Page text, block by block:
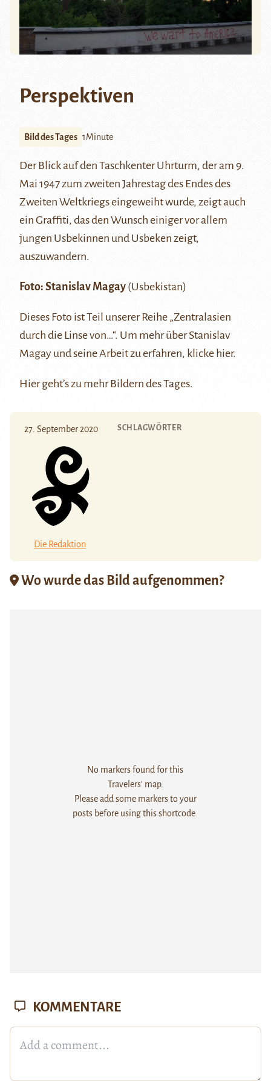
Perspektiven
Bild des Tages 1Minute
Der Blick auf den Taschkenter Uhrturm, der am 9.
Mai 1947 zum zweiten Jahrestag des Endes des
Zweiten Weltkriegs eingeweiht wurde, zeigt auch
ein Graffiti, das den Wunsch einiger vor allem
jungen Usbekinnen und Usbeken zeigt,
auszuwandern.
Foto: Stanislav Magay (Usbekistan)
Dieses Foto ist Teil unserer Reihe „Zentralasien
durch die Linse von…“. Um mehr über Stanislav
Magay und seine Arbeit zu erfahren, klicke hier.
Hiergeht’s zu mehr Bildern des Tages.
27. September 2020
Die Redaktion
SCHLAGWÖRTER
Wo wurde das Bild aufgenommen?
No markers found for this
Travelers' map.
Please add some markers to your
posts before using this shortcode.
KOMMENTARE